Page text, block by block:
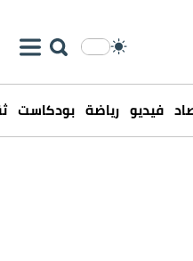
فيديو رياضة بودكاست